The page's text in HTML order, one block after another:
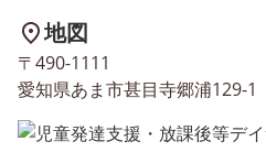
勝ち！”というルールで行いま
したが・・・・・・・・結果
はなんと25球！！ スタッフは
必死に逃げましたが、見事に
惨敗でした💦 これから梅雨
地図
〒490-1111
愛知県あま市甚目寺郷浦129-1